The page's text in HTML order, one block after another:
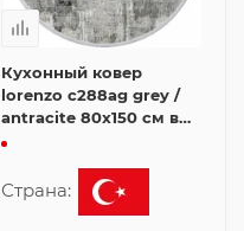
Кухонный ковер
lorenzo c288ag grey /
antracite 80x150 см в
форме овала
Страна: